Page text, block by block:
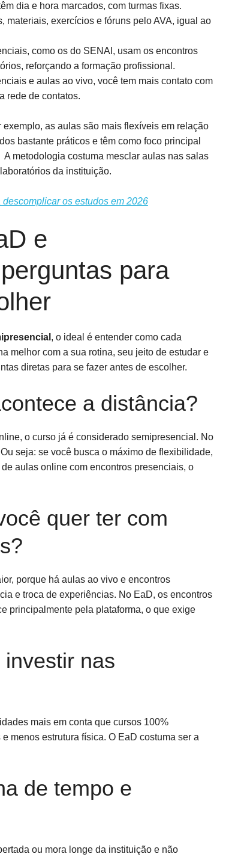
dia e hora marcados, com turmas fixas.
materiais, exercícios e fóruns pelo AVA, igual ao
como os do SENAI, usam os encontros
reforçando a formação profissional.
e aulas ao vivo, você tem mais contato com
rede de contatos.
exemplo, as aulas são mais flexíveis em relação
bastante práticos e têm como foco principal
A metodologia costuma mesclar aulas nas salas
da instituição.
descomplicar os estudos em 2026
e
para
, o ideal é entender como cada
melhor com a sua rotina, seu jeito de estudar e
diretas para se fazer antes de escolher.
a distância?
o curso já é considerado semipresencial. No
seja: se você busca o máximo de flexibilidade,
aulas online com encontros presenciais, o
quer ter com
porque há aulas ao vivo e encontros
e troca de experiências. No EaD, os encontros
principalmente pela plataforma, o que exige
nas
mais em conta que cursos 100%
menos estrutura física. O EaD costuma ser a
de tempo e
ou mora longe da instituição e não